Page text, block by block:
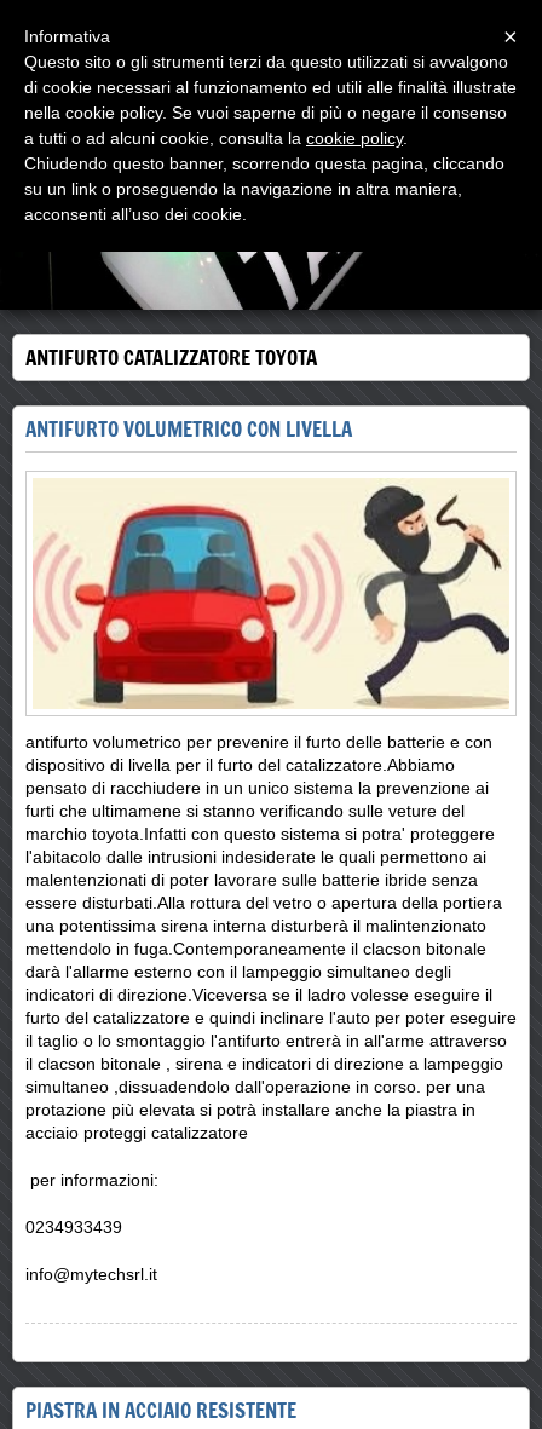
MC TECHNOLOGY
CAR & TAXI AUTOMOTIVE HOME SECURITY
ANTIFURTO CATALIZZATORE TOYOTA
ANTIFURTO VOLUMETRICO CON LIVELLA
antifurto volumetrico per prevenire il furto delle batterie e con
dispositivo di livella per il furto del catalizzatore.Abbiamo
pensato di racchiudere in un unico sistema la prevenzione ai
furti che ultimamene si stanno verificando sulle veture del
marchio toyota.Infatti con questo sistema si potra' proteggere
l'abitacolo dalle intrusioni indesiderate le quali permettono ai
malentenzionati di poter lavorare sulle batterie ibride senza
essere disturbati.Alla rottura del vetro o apertura della portiera
una potentissima sirena interna disturberà il malintenzionato
mettendolo in fuga.Contemporaneamente il clacson bitonale
darà l'allarme esterno con il lampeggio simultaneo degli
indicatori di direzione.Viceversa se il ladro volesse eseguire il
furto del catalizzatore e quindi inclinare l'auto per poter eseguire
il taglio o lo smontaggio l'antifurto entrerà in all'arme attraverso
il clacson bitonale , sirena e indicatori di direzione a lampeggio
simultaneo ,dissuadendolo dall'operazione in corso. per una
protazione più elevata si potrà installare anche la piastra in
acciaio proteggi catalizzatore
per informazioni:
0234933439
info@mytechsrl.it
PIASTRA IN ACCIAIO RESISTENTE
×
Informativa
Questo sito o gli strumenti terzi da questo utilizzati si avvalgono
di cookie necessari al funzionamento ed utili alle finalità illustrate
nella cookie policy. Se vuoi saperne di più o negare il consenso
a tutti o ad alcuni cookie, consulta la cookie policy.
Chiudendo questo banner, scorrendo questa pagina, cliccando
su un link o proseguendo la navigazione in altra maniera,
acconsenti all’uso dei cookie.